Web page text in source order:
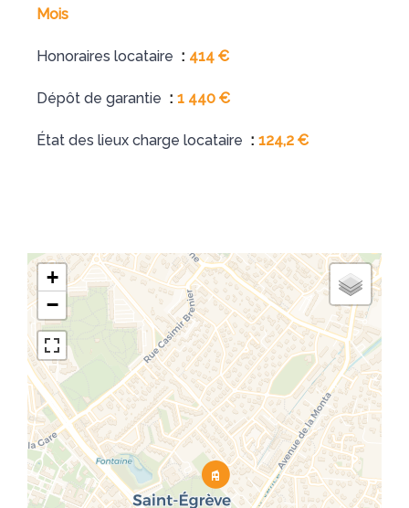
Mois
Honoraires locataire 414 €
Dépôt de garantie 1 440 €
État des lieux charge locataire 124,2 €
+
−